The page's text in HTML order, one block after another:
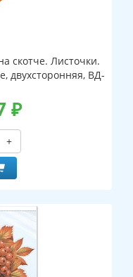
скотче. Листочки.
двухсторонняя, ВД-
₽
+